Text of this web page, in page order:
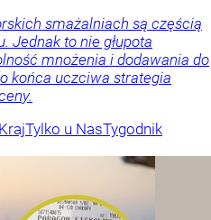
smażalniach są częścią
Jednak to nie głupota
mnożenia i dodawania do
końca uczciwa strategia
KrajTylko u NasTygodnik